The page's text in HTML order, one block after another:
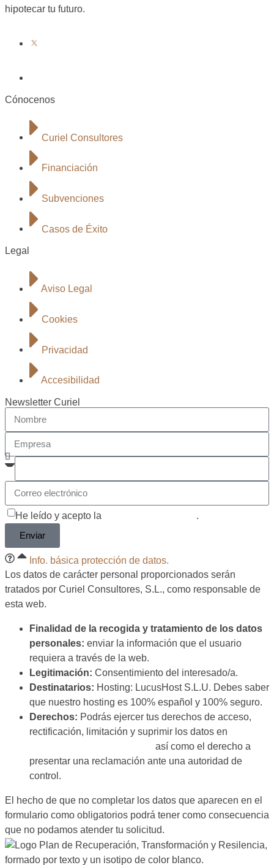
hipotecar tu futuro.
Cónocenos
Curiel Consultores
Financiación
Subvenciones
Casos de Éxito
Legal
Aviso Legal
Cookies
Privacidad
Accesibilidad
Newsletter Curiel
He leído y acepto la
.
Enviar
Info. básica protección de datos.
Los datos de carácter personal proporcionados serán
tratados por Curiel Consultores, S.L., como responsable de
esta web.
Finalidad de la recogida y tratamiento de los datos
personales: enviar la información que el usuario
requiera a través de la web.
Legitimación: Consentimiento del interesado/a.
Destinatarios: Hosting: LucusHost S.L.U. Debes saber
que nuestro hosting es 100% español y 100% seguro.
Derechos: Podrás ejercer tus derechos de acceso,
rectificación, limitación y suprimir los datos en
así como el derecho a
presentar una reclamación ante una autoridad de
control.
El hecho de que no completar los datos que aparecen en el
formulario como obligatorios podrá tener como consecuencia
que no podamos atender tu solicitud.